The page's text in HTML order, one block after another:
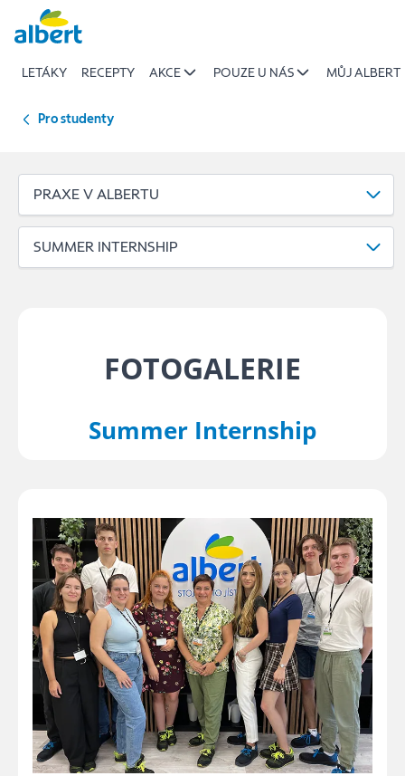
Přeskočit
Fotogalerie
LETÁKY RECEPTY AKCE POUZE U NÁS MŮJ ALBERT
Pro studenty
PRAXE V ALBERTU
SUMMER INTERNSHIP
FOTOGALERIE
Summer Internship